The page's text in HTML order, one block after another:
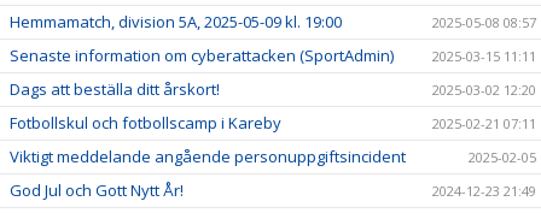
Hemmamatch, division 5A, 2025-05-09 kl. 19:00 2025-05-08 08:57
Senaste information om cyberattacken (SportAdmin) 2025-03-15 11:11
Dags att beställa ditt årskort! 2025-03-02 12:20
Fotbollskul och fotbollscamp i Kareby 2025-02-21 07:11
Viktigt meddelande angående personuppgiftsincident 2025-02-05
God Jul och Gott Nytt År! 2024-12-23 21:49